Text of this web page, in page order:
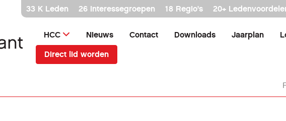
33 K Leden 26 interessegroepen 18 Regio's 20+
HCC Nieuws Contact Downloads Jaarplan
Direct lid worden